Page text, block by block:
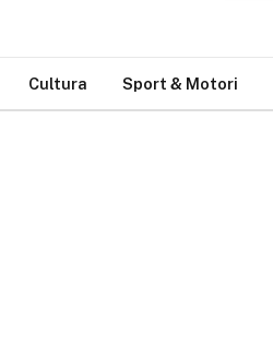
Cultura Sport & Motori